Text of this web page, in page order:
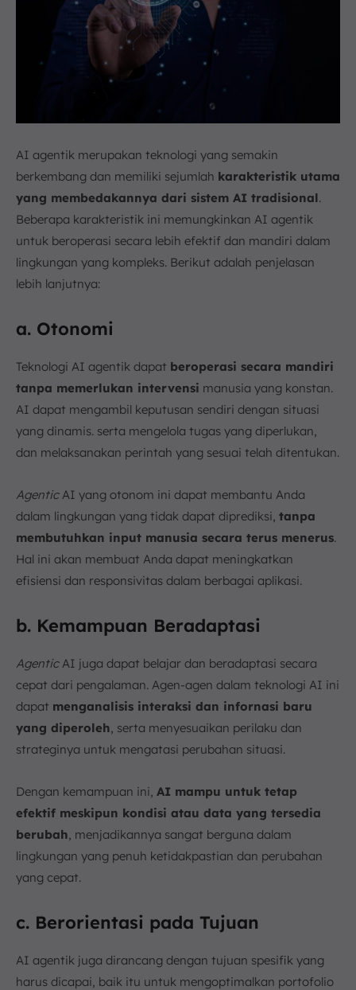
AI agentik merupakan teknologi yang semakin
berkembang dan memiliki sejumlah karakteristik utama
yang membedakannya dari sistem AI tradisional.
Beberapa karakteristik ini memungkinkan AI agentik
untuk beroperasi secara lebih efektif dan mandiri dalam
lingkungan yang kompleks. Berikut adalah penjelasan
lebih lanjutnya:
a. Otonomi
Teknologi AI agentik dapat beroperasi secara mandiri
tanpa memerlukan intervensi manusia yang konstan.
AI dapat mengambil keputusan sendiri dengan situasi
yang dinamis. serta mengelola tugas yang diperlukan,
dan melaksanakan perintah yang sesuai telah ditentukan.
AgenticAI yang otonom ini dapat membantu Anda
dalam lingkungan yang tidak dapat diprediksi, tanpa
membutuhkan input manusia secara terus menerus.
Hal ini akan membuat Anda dapat meningkatkan
efisiensi dan responsivitas dalam berbagai aplikasi.
b. Kemampuan Beradaptasi
AgenticAI juga dapat belajar dan beradaptasi secara
cepat dari pengalaman. Agen-agen dalam teknologi AI ini
dapat menganalisis interaksi dan infornasi baru
yang diperoleh , serta menyesuaikan perilaku dan
strateginya untuk mengatasi perubahan situasi.
Dengan kemampuan ini, AI mampu untuk tetap
efektif meskipun kondisi atau data yang tersedia
berubah , menjadikannya sangat berguna dalam
lingkungan yang penuh ketidakpastian dan perubahan
yang cepat.
c. Berorientasi pada Tujuan
AI agentik juga dirancang dengan tujuan spesifik yang
harus dicapai, baik itu untuk mengoptimalkan portofolio